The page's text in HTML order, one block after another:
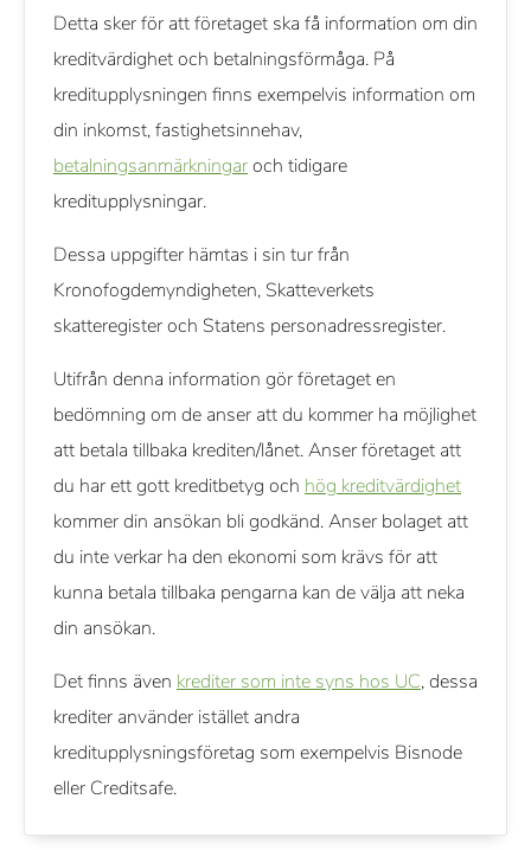
Detta sker för att företaget ska få information om din
kreditvärdighet och betalningsförmåga. På
kreditupplysningen finns exempelvis information om
din inkomst, fastighetsinnehav,
betalningsanmärkningaroch tidigare
kreditupplysningar.
Dessa uppgifter hämtas i sin tur från
Kronofogdemyndigheten, Skatteverkets
skatteregister och Statens personadressregister.
Utifrån denna information gör företaget en
bedömning om de anser att du kommer ha möjlighet
att betala tillbaka krediten/lånet. Anser företaget att
du har ett gott kreditbetyg och hög kreditvärdighet
kommer din ansökan bli godkänd. Anser bolaget att
du inte verkar ha den ekonomi som krävs för att
kunna betala tillbaka pengarna kan de välja att neka
din ansökan.
Det finns även krediter som inte syns hos UC, dessa
krediter använder istället andra
kreditupplysningsföretag som exempelvis Bisnode
eller Creditsafe.